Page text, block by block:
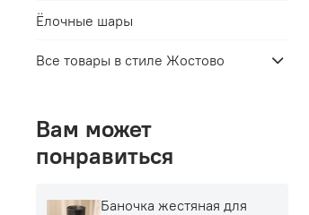
Ёлочные шары
Все товары в стиле Жостово
Вам может
понравиться
Баночка жестяная для